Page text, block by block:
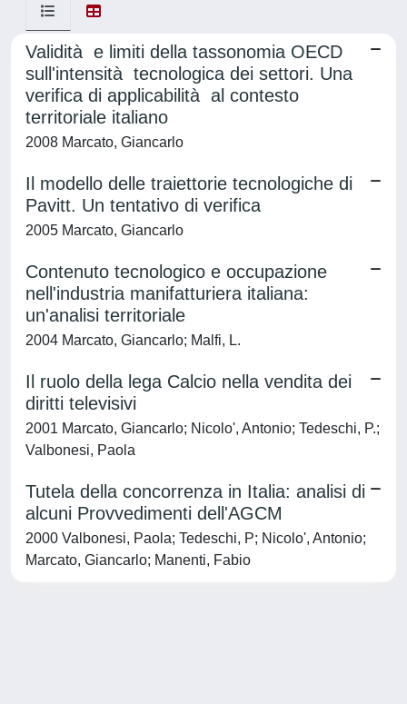
Validità e limiti della tassonomia OECD
sull'intensità tecnologica dei settori. Una
verifica di applicabilità al contesto
territoriale italiano
2008 Marcato, Giancarlo
Il modello delle traiettorie tecnologiche di
Pavitt. Un tentativo di verifica
2005 Marcato, Giancarlo
Contenuto tecnologico e occupazione
nell'industria manifatturiera italiana:
un'analisi territoriale
2004 Marcato, Giancarlo; Malfi, L.
Il ruolo della lega Calcio nella vendita dei
diritti televisivi
2001 Marcato, Giancarlo; Nicolo', Antonio; Tedeschi, P.;
Valbonesi, Paola
Tutela della concorrenza in Italia: analisi di
alcuni Provvedimenti dell'AGCM
2000 Valbonesi, Paola; Tedeschi, P; Nicolo', Antonio;
Marcato, Giancarlo; Manenti, Fabio